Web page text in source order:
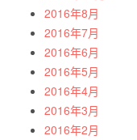
2016年8月
2016年7月
2016年6月
2016年5月
2016年4月
2016年3月
2016年2月